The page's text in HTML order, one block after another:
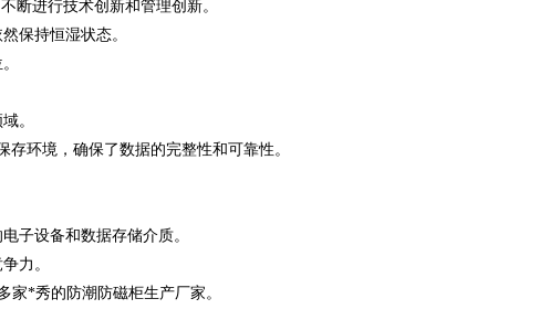
断进行技术创新和管理创新。
保持恒湿状态。
。
环境，确保了数据的完整性和可靠性。
子设备和数据存储介质。
力。
家*秀的防潮防磁柜生产厂家。